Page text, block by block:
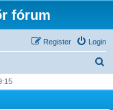
fórum
Login
Register